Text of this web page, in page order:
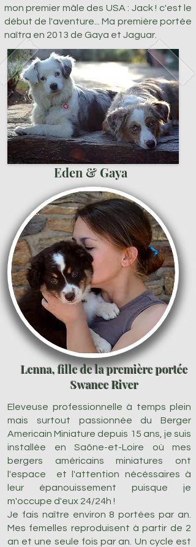
mon premier mâle des USA : Jack ! c'est le
début de l'aventure... Ma première portée
naîtra en 2013 de Gaya et Jaguar.
Eden & Gaya
Lenna, fille de la première portée
Swanee River
Eleveuse professionnelle à temps plein
mais surtout passionnée du Berger
Americain Miniature depuis 15 ans, je suis
installée en Saône-et-Loire où mes
bergers américains miniatures ont
l'espace et l'attention nécéssaires à
leur épanouissement puisque je
m'occupe d'eux 24/24h !
Je fais naître environ 8 portées par an.
Mes femelles reproduisent à partir de 2
an et une seule fois par an. Un cycle est